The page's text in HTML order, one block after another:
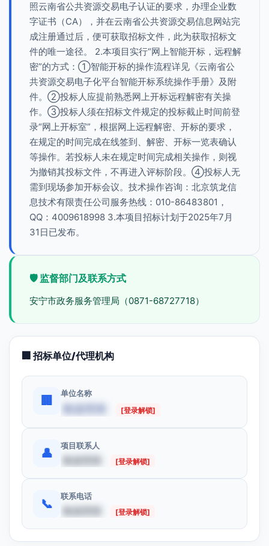
照云南省公共资源交易电子认证的要求，办理企业数
字证书（CA），并在云南省公共资源交易信息网站完
成注册通过后，便可获取招标文件，此为获取招标文
件的唯一途径。 2.本项目实行“网上智能开标，远程解
密”的方式：①智能开标的操作流程详见《云南省公
共资源交易电子化平台智能开标系统操作手册》及附
件。②投标人应提前熟悉网上开标远程解密有关操
作。③投标人须在招标文件规定的投标截止时间前登
录“网上开标室”，根据网上远程解密、开标的要求，
在规定的时间完成在线签到、解密、开标一览表确认
等操作。若投标人未在规定时间完成相关操作，则视
为撤销其投标文件，不再进入评标阶段。④投标人无
需到现场参加开标会议。技术操作咨询：北京筑龙信
息技术有限责任公司服务热线：010-86483801，
QQ：4009618998 3.本项目招标计划于2025年7月
31日已发布。
🛡️ 监督部门及联系方式
安宁市政务服务管理局（0871-68727718）
🏢 招标单位/代理机构
🏢
单位名称
数据受限 [登录解锁]
👤
项目联系人
数据受限 [登录解锁]
📞
联系电话
数据受限 [登录解锁]